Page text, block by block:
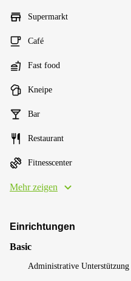
Supermarkt
Café
Fast food
Kneipe
Bar
Restaurant
Fitnesscenter
Mehr zeigen
Einrichtungen
Basic
Administrative Unterstützung